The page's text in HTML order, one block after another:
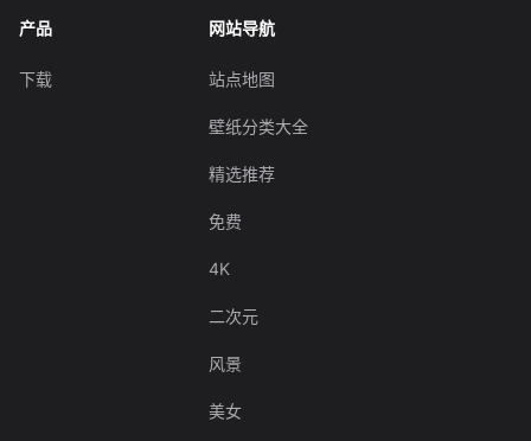
产品
下载
网站导航
站点地图
壁纸分类大全
精选推荐
免费
4K
二次元
风景
美女